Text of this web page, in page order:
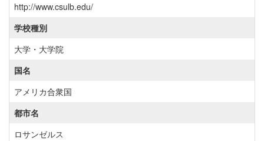
http://www.csulb.edu/
学校種別
大学・大学院
国名
アメリカ合衆国
都市名
ロサンゼルス